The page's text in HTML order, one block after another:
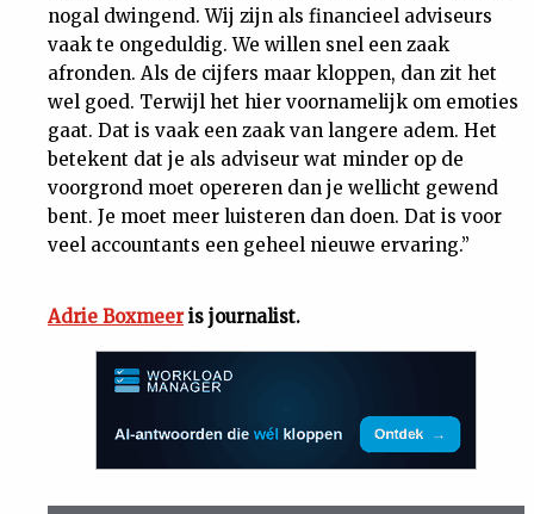
nogal dwingend. Wij zijn als financieel adviseurs
vaak te ongeduldig. We willen snel een zaak
afronden. Als de cijfers maar kloppen, dan zit het
wel goed. Terwijl het hier voornamelijk om emoties
gaat. Dat is vaak een zaak van langere adem. Het
betekent dat je als adviseur wat minder op de
voorgrond moet opereren dan je wellicht gewend
bent. Je moet meer luisteren dan doen. Dat is voor
veel accountants een geheel nieuwe ervaring.”
Adrie Boxmeeris journalist.